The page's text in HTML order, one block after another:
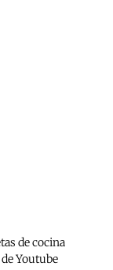
de cocina
Youtube